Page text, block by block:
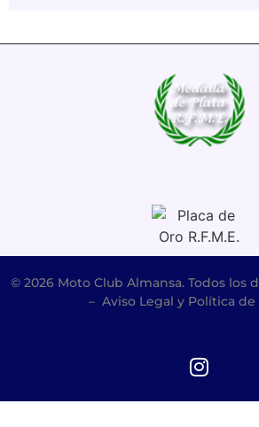
© 2026 Moto Club Almansa. Todos los
– Aviso Legal y Política de